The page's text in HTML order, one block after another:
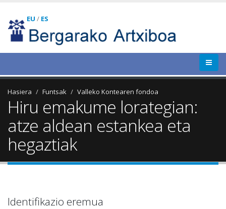
EU / ES
Hasiera Funtsak Valleko Kontearen fondoa
Hiru emakume lorategian:
atze aldean estankea eta
hegaztiak
Identifikazio eremua